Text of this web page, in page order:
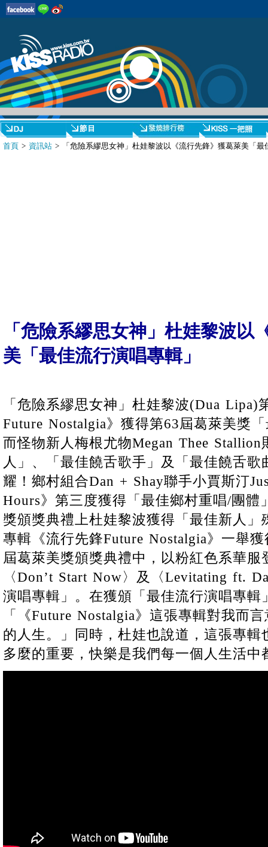
首頁 > 資訊站 > 「危險系繆思女神」杜娃黎波以《流行先鋒》獲葛萊美「最
「危險系繆思女神」杜娃黎波以
美「最佳流行演唱專輯」
「危險系繆思女神」杜娃黎波(Dua Lipa)
Future Nostalgia》獲得第63屆葛萊美獎
而怪物新人梅根尤物Megan Thee Stallion
人」、「最佳饒舌歌手」及「最佳饒舌
耀！鄉村組合Dan + Shay聯手小賈斯汀
Hours》第三度獲得「最佳鄉村重唱/團體
獎頒獎典禮上杜娃黎波獲得「最佳新人」
專輯《流行先鋒Future Nostalgia》一舉
屆葛萊美獎頒獎典禮中，以粉紅色系華服
〈Don’t Start Now〉及〈Levitating ft.
演唱專輯」。在獲頒「最佳流行演唱專輯
「《Future Nostalgia》這張專輯對我而
的人生。」同時，杜娃也說道，這張專
多麼的重要，快樂是我們每一個人生活中